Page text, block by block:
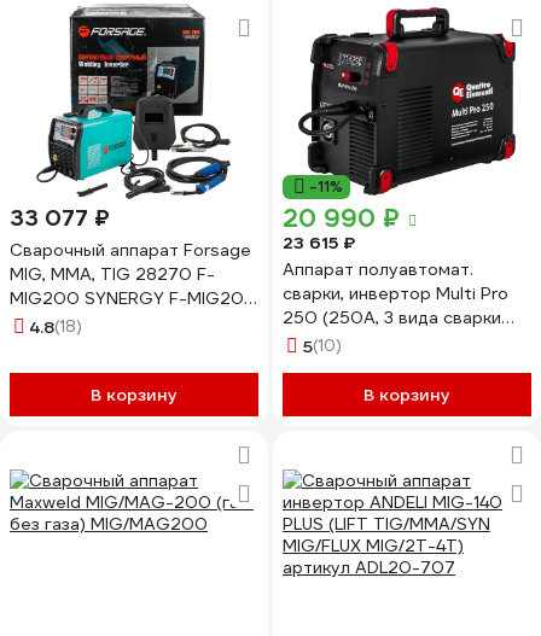
33 077 ₽
Сварочный аппарат Forsage
MIG, MMA, TIG 28270 F-
MIG200 SYNERGY F-MIG200
SYNERGY(28270)
4.8(18)
В корзину
-11%
20 990 ₽
23 615 ₽
Аппарат полуавтомат.
сварки, инвертор Multi Pro
250 (250A, 3 вида сварки
MIG/TIG/MMA, кат. 5кг,
ELEMENTI 920-810
5(10)
В корзину